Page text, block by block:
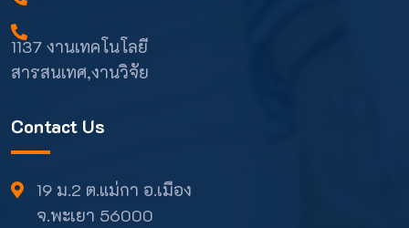
1137 งานเทคโนโลยี
สารสนเทศ,งานวิจัย
Contact Us
19 ม.2 ต.แม่กา อ.เมือง
จ.พะเยา 56000